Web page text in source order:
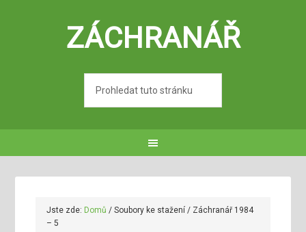
ZÁCHRANÁŘ
Jste zde: Domů / Soubory ke stažení/ Záchranář 1984
– 5